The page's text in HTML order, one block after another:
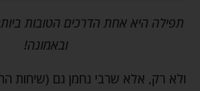
תפילה היא אחת הדרכים הטובות
ובאמונה!
ולא רק, אלא שרבי נחמן גם (שיחות